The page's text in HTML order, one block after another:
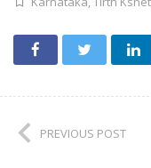
PREVIOUS POST